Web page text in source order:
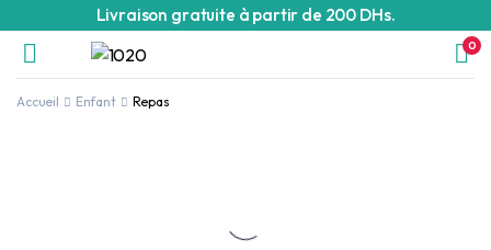
Livraison gratuite à partir de 200 DHs.
0
Accueil Enfant Repas